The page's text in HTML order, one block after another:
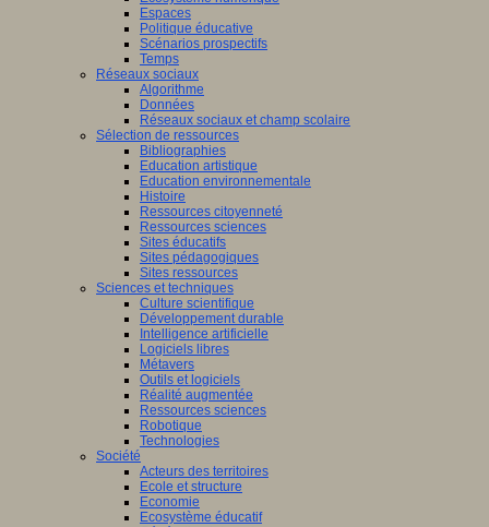
Espaces
Politique éducative
Scénarios prospectifs
Temps
Réseaux sociaux
Algorithme
Données
Réseaux sociaux et champ scolaire
Sélection de ressources
Bibliographies
Education artistique
Education environnementale
Histoire
Ressources citoyenneté
Ressources sciences
Sites éducatifs
Sites pédagogiques
Sites ressources
Sciences et techniques
Culture scientifique
Développement durable
Intelligence artificielle
Logiciels libres
Métavers
Outils et logiciels
Réalité augmentée
Ressources sciences
Robotique
Technologies
Société
Acteurs des territoires
Ecole et structure
Economie
Ecosystème éducatif